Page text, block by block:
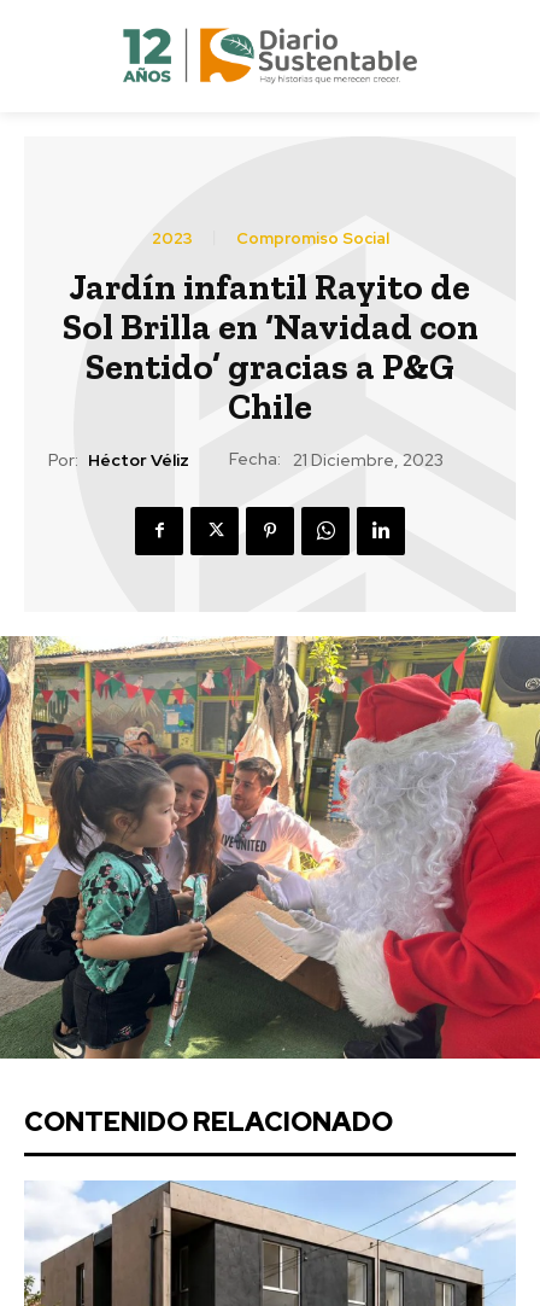
2023 Compromiso Social
Jardín infantil Rayito de
Sol Brilla en ‘Navidad con
Sentido’ gracias a P&G
Chile
Por: Héctor Véliz Fecha: 21 Diciembre, 2023
CONTENIDO RELACIONADO